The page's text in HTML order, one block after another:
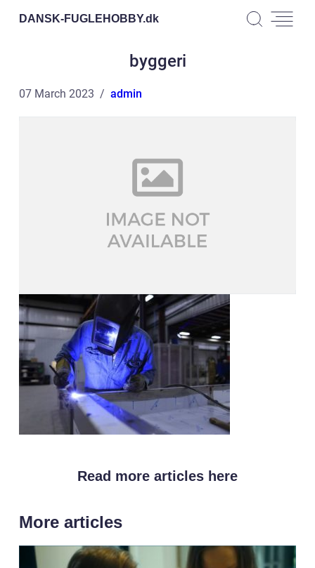
DANSK-FUGLEHOBBY.dk
byggeri
07 March 2023 admin
Read more articles here
More articles